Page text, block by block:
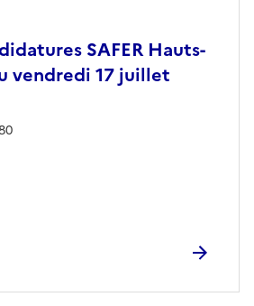
SAFER Hauts-
vendredi 17 juillet